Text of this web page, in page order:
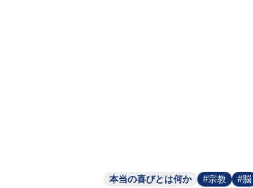
本当の喜びとは何か #宗教 #脳